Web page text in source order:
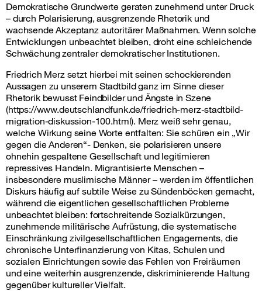
Demokratische Grundwerte geraten zunehmend unter Druck
– durch Polarisierung, ausgrenzende Rhetorik und
wachsende Akzeptanz autoritärer Maßnahmen. Wenn solche
Entwicklungen unbeachtet bleiben, droht eine schleichende
Schwächung zentraler demokratischer Institutionen.
Friedrich Merz setzt hierbei mit seinen schockierenden
Aussagen zu unserem Stadtbild ganz im Sinne dieser
Rhetorik bewusst Feindbilder und Ängste in Szene
(https://www.deutschlandfunk.de/friedrich-merz-stadtbild-
migration-diskussion-100.html). Merz weiß sehr genau,
welche Wirkung seine Worte entfalten: Sie schüren ein „Wir
gegen die Anderen“- Denken, sie polarisieren unsere
ohnehin gespaltene Gesellschaft und legitimieren
repressives Handeln. Migrantisierte Menschen –
insbesondere muslimische Männer – werden im öffentlichen
Diskurs häufig auf subtile Weise zu Sündenböcken gemacht,
während die eigentlichen gesellschaftlichen Probleme
unbeachtet bleiben: fortschreitende Sozialkürzungen,
zunehmende militärische Aufrüstung, die systematische
Einschränkung zivilgesellschaftlichen Engagements, die
chronische Unterfinanzierung von Kitas, Schulen und
sozialen Einrichtungen sowie das Fehlen von Freiräumen
und eine weiterhin ausgrenzende, diskriminierende Haltung
gegenüber kultureller Vielfalt.